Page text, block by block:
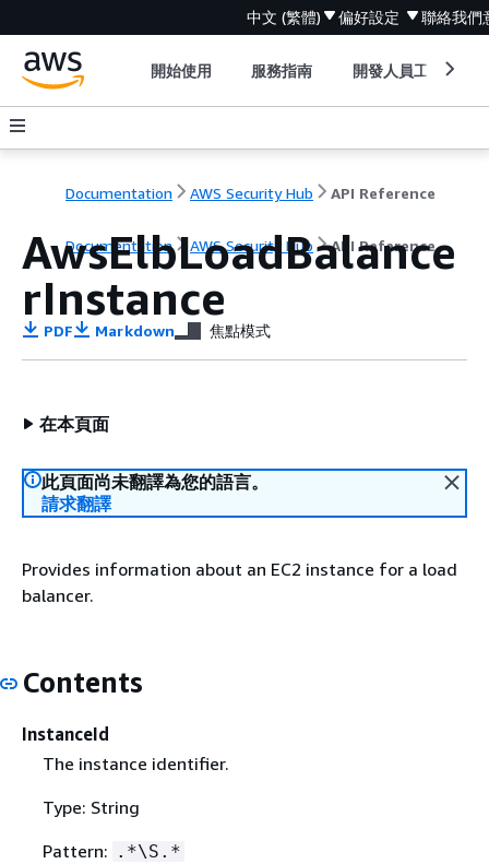
中文 (繁體) 偏好設定 聯絡我們
開始使用 服務指南 開發人員工具
Documentation AWS Security Hub API Reference
Documentation AWS Security Hub API Reference
AwsElbLoadBalance
rInstance
PDF Markdown 焦點模式
在本頁面
此頁面尚未翻譯為您的語言。
請求翻譯
Provides information about an EC2 instance for a load
balancer.
Contents
InstanceId
The instance identifier.
Type: String
Pattern: .*\S.*